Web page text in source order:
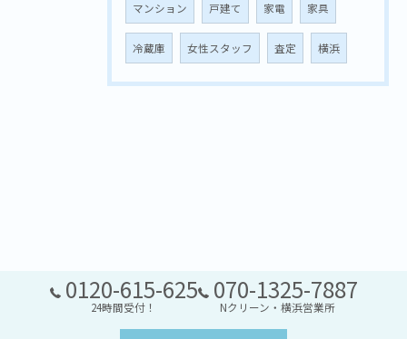
マンション 戸建て 家電 家具
冷蔵庫 女性スタッフ 査定 横浜
0120-615-625
24時間受付！
070-1325-7887
Nクリーン・横浜営業所